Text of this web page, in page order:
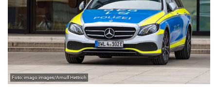
imago images/Arnulf Hettrich